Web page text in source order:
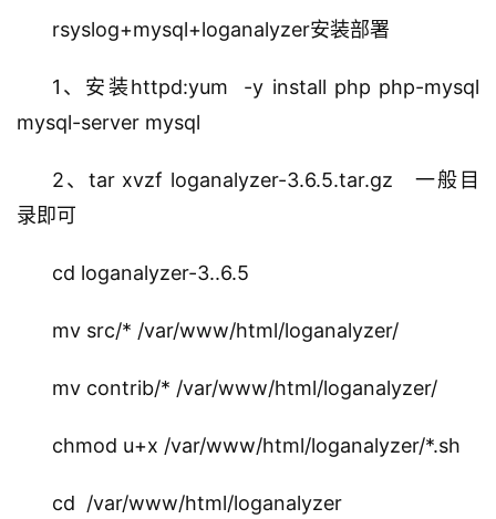
rsyslog+mysql+loganalyzer安装部署
1、安装httpd:yum  -y install php php-mysql
mysql-server mysql
2、tar xvzf loganalyzer-3.6.5.tar.gz   一般目
录即可
cd loganalyzer-3..6.5
mv src/* /var/www/html/loganalyzer/
mv contrib/* /var/www/html/loganalyzer/
chmod u+x /var/www/html/loganalyzer/*.sh
cd  /var/www/html/loganalyzer